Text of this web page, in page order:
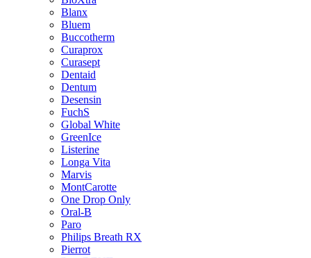
Blanx
Bluem
Buccotherm
Curaprox
Curasept
Dentaid
Dentum
Desensin
FuchS
Global White
GreenIce
Listerine
Longa Vita
Marvis
MontCarotte
One Drop Only
Oral-B
Paro
Philips Breath RX
Pierrot